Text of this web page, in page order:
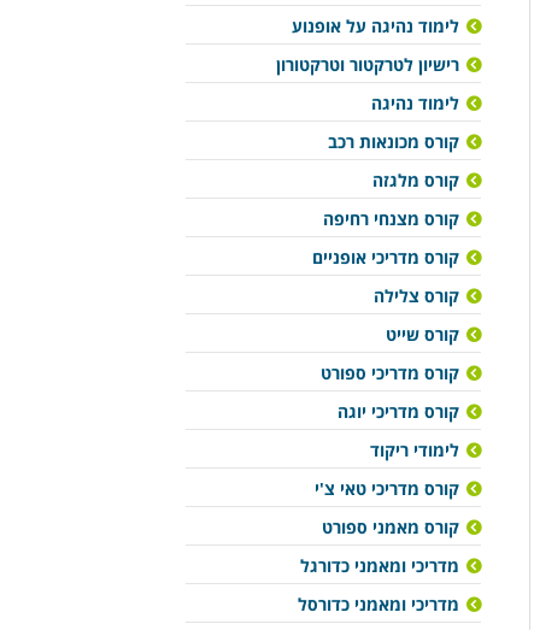
לימוד נהיגה על אופנוע
רישיון לטרקטור וטרקטורון
לימוד נהיגה
קורס מכונאות רכב
קורס מלגזה
קורס מצנחי רחיפה
קורס מדריכי אופניים
קורס צלילה
קורס שייט
קורס מדריכי ספורט
קורס מדריכי יוגה
לימודי ריקוד
קורס מדריכי טאי צ'י
קורס מאמני ספורט
מדריכי ומאמני כדורגל
מדריכי ומאמני כדורסל